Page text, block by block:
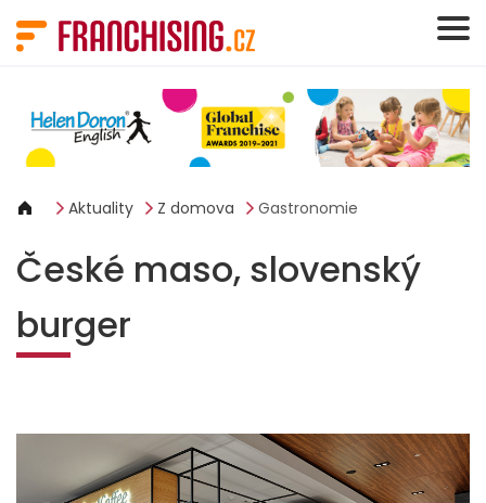
Aktuality Z domova Gastronomie
České maso, slovenský
burger